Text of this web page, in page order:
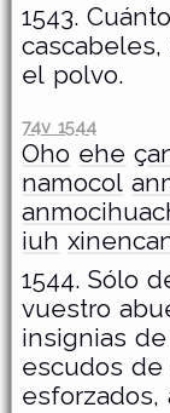
1543.
el polvo.
74v 1544
Oho ehe
namocol
iuh
1544. Sólo
vuestro
insignias
escudos de
esforzados,